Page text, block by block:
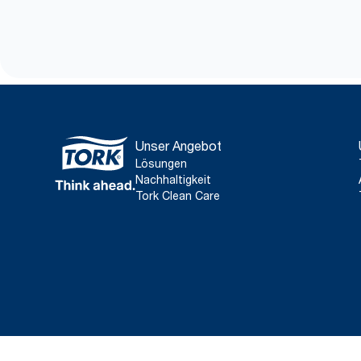
Unser Angebot
Lösungen
Nachhaltigkeit
Tork Clean Care